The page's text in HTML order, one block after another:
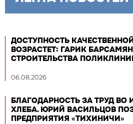
ДОСТУПНОСТЬ
ВОЗРАСТЕТ: ГАРИК
СТРОИТЕЛЬСТВА
06.08.2026
БЛАГОДАРНОСТЬ ЗА ТРУД
ХЛЕБА. ЮРИЙ ВАСИЛЬЦОВ
ПРЕДПРИЯТИЯ «ТИХИНИЧИ»